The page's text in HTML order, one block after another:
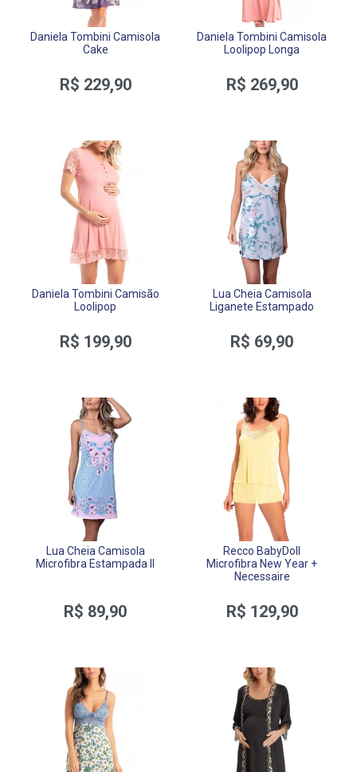
Daniela Tombini Camisola
Cake
R$ 229,90
Daniela Tombini Camisola
Loolipop Longa
R$ 269,90
Daniela Tombini Camisão
Loolipop
R$ 199,90
Lua Cheia Camisola
Liganete Estampado
R$ 69,90
Lua Cheia Camisola
Microfibra Estampada II
R$ 89,90
Recco BabyDoll
Microfibra New Year +
Necessaire
R$ 129,90